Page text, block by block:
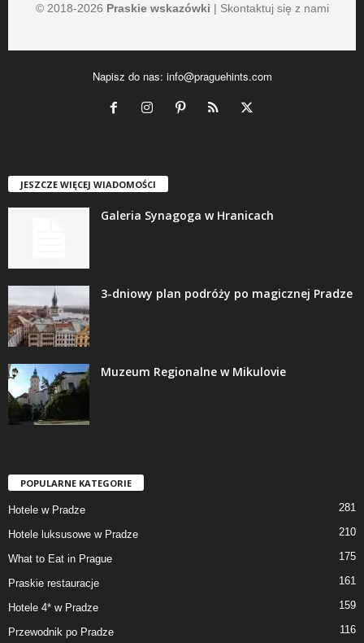
© 2018-2026 Praskie wskazówki | Skontaktuj się z nami
Napisz do nas: info@praguehints.com
JESZCZE WIĘCEJ WIADOMOŚCI
Galeria Synagoga w Hranicach
3-dniowy plan podróży po magicznej Pradze
Muzeum Regionalne w Mikulovie
POPULARNE KATEGORIE
Hotele w Pradze 281
Hotele luksusowe w Pradze 210
What to Eat in Prague 175
Praskie restauracje 161
Hotele 4* w Pradze 159
Przewodnik po Pradze 116